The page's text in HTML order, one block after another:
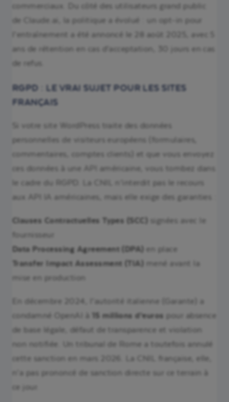
commerciaux. Du côté des utilisateurs grand public
de Claude.ai, la politique a évolué : un opt-in pour
l’entraînement a été annoncé le 28 août 2025, avec 5
ans de rétention en cas d’acceptation, 30 jours en cas
de refus.
RGPD : LE VRAI SUJET POUR LES SITES
FRANÇAIS
Si votre site WordPress traite des données
personnelles de visiteurs européens (formulaires,
commentaires, comptes clients) et que vous envoyez
ces données à une API américaine, vous tombez dans
le cadre du RGPD. La CNIL n’interdit pas le recours
aux API IA américaines, mais elle exige des garanties :
Clauses Contractuelles Types (SCC)
signées avec le
fournisseur
Data Processing Agreement (DPA)
en place
Transfer Impact Assessment (TIA)
mené avant la
mise en production
En décembre 2024, l’autorité italienne (Garante) a
condamné OpenAI à
15 millions d’euros pour absence
de base légale, défaut de transparence et violation
non notifiée. Un tribunal de Rome a toutefois annulé
cette sanction en mars 2026. La CNIL française, elle,
n’a pas prononcé de sanction directe sur ce terrain à
ce jour.